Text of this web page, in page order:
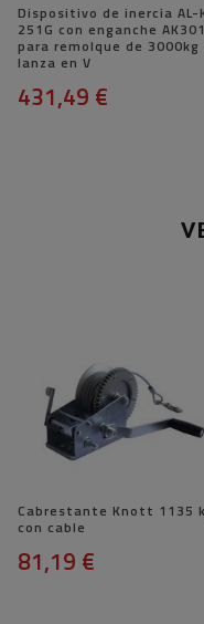
Dispositivo de inercia AL-
251G con enganche AK301
para remolque de 3000kg
lanza en V
431,49 €
Cabrestante Knott 1135
con cable
81,19 €